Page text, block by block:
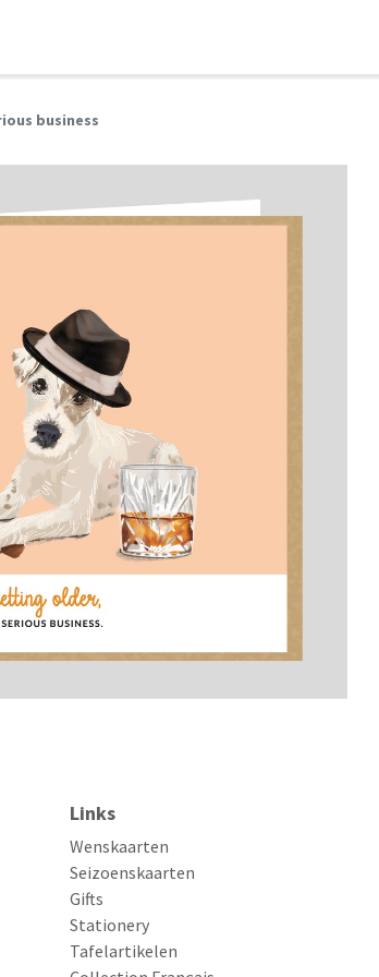
business
Links
Wenskaarten
Seizoenskaarten
Gifts
Stationery
Tafelartikelen